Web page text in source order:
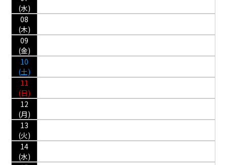
(水)
08
(木)
09
(金)
10
(土)
11
(日)
12
(月)
13
(火)
14
(水)